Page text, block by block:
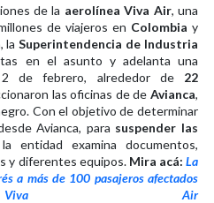
de la aerolínea Viva Air, una
de viajeros en Colombia y
la Superintendencia de Industria
en el asunto y adelanta una
de febrero, alrededor de22
las oficinas de deAvianca,
Con el objetivo de determinar
Avianca, para suspender las
entidad examina documentos,
y diferentes equipos. Mira acá: La
a más de 100 pasajeros afectados
Air